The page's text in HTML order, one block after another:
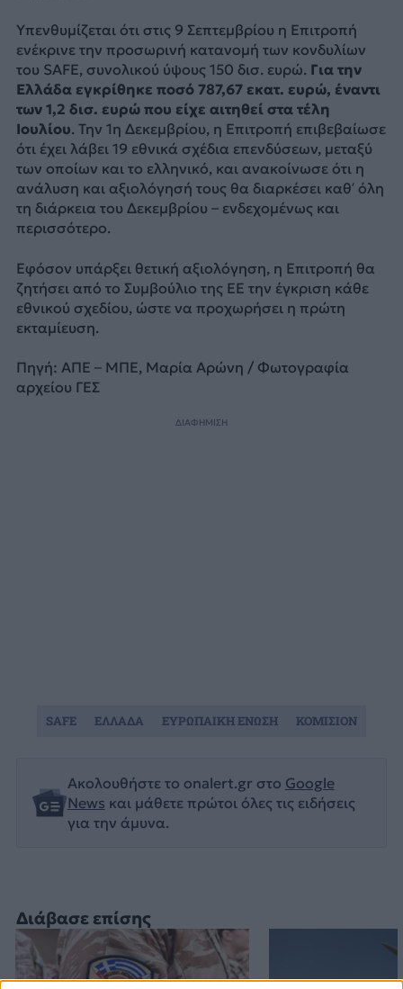
Διάβασε επίσης
Υπενθυμίζεται ότι στις 9 Σεπτεμβρίου η Επιτροπή
ενέκρινε την προσωρινή κατανομή των κονδυλίων
του SAFE, συνολικού ύψους 150 δισ. ευρώ. Για την
Ελλάδα εγκρίθηκε ποσό 787,67 εκατ. ευρώ, έναντι
των 1,2 δισ. ευρώ που είχε αιτηθεί στα τέλη
Ιουλίου. Την 1η Δεκεμβρίου, η Επιτροπή επιβεβαίωσε
ότι έχει λάβει 19 εθνικά σχέδια επενδύσεων, μεταξύ
των οποίων και το ελληνικό, και ανακοίνωσε ότι η
ανάλυση και αξιολόγησή τους θα διαρκέσει καθ’ όλη
τη διάρκεια του Δεκεμβρίου – ενδεχομένως και
περισσότερο.
Εφόσον υπάρξει θετική αξιολόγηση, η Επιτροπή θα
ζητήσει από το Συμβούλιο της ΕΕ την έγκριση κάθε
εθνικού σχεδίου, ώστε να προχωρήσει η πρώτη
εκταμίευση.
Πηγή: ΑΠΕ – ΜΠΕ, Μαρία Αρώνη / Φωτογραφία
αρχείου ΓΕΣ
ΔΙΑΦΗΜΙΣΗ
Ακολουθήστε το onalert.gr στο Google
News και μάθετε πρώτοι όλες τις ειδήσεις
για την άμυνα.
SAFE ΕΛΛΑΔΑ ΕΥΡΩΠΑΙΚΗ ΕΝΩΣΗ ΚΟΜΙΣΙΟΝ